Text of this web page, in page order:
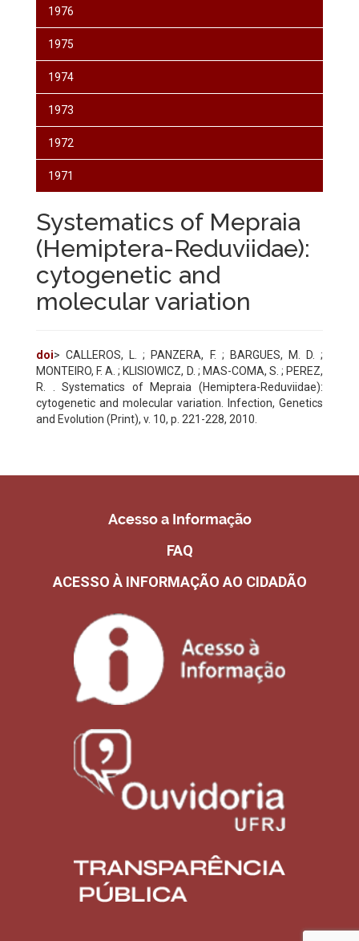
1976
1975
1974
1973
1972
1971
Systematics of Mepraia
(Hemiptera-Reduviidae):
cytogenetic and
molecular variation
doi> CALLEROS, L. ; PANZERA, F. ; BARGUES, M. D. ;
MONTEIRO, F. A. ; KLISIOWICZ, D. ; MAS-COMA, S. ; PEREZ,
R. . Systematics of Mepraia (Hemiptera-Reduviidae):
cytogenetic and molecular variation. Infection, Genetics
and Evolution (Print), v. 10, p. 221-228, 2010.
Acesso a Informação
FAQ
ACESSO À INFORMAÇÃO AO CIDADÃO